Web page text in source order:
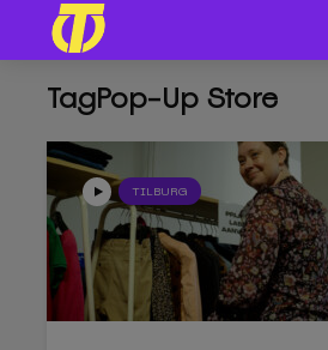
TagPop-Up Store
TILBURG